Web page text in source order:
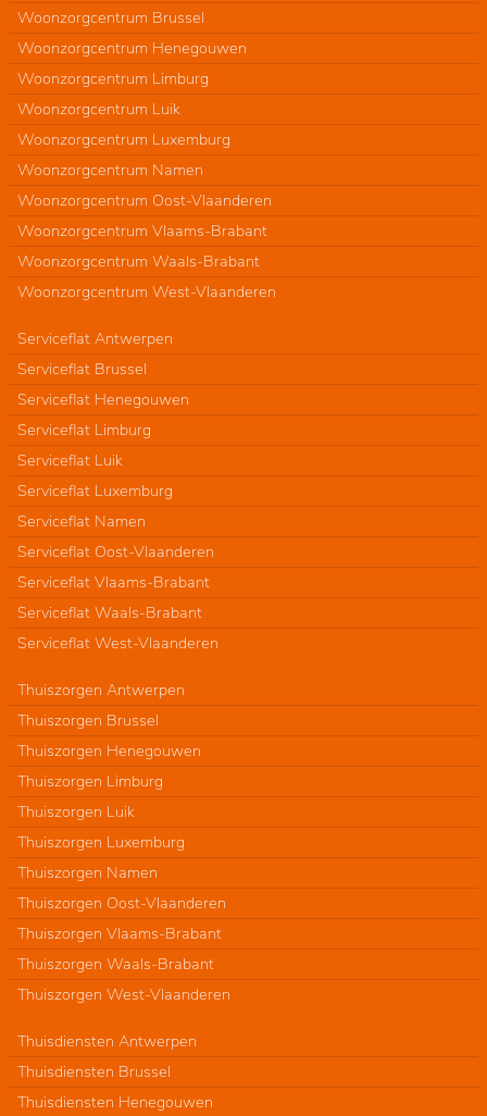
Woonzorgcentrum Brussel
Woonzorgcentrum Henegouwen
Woonzorgcentrum Limburg
Woonzorgcentrum Luik
Woonzorgcentrum Luxemburg
Woonzorgcentrum Namen
Woonzorgcentrum Oost-Vlaanderen
Woonzorgcentrum Vlaams-Brabant
Woonzorgcentrum Waals-Brabant
Woonzorgcentrum West-Vlaanderen
Serviceflat Antwerpen
Serviceflat Brussel
Serviceflat Henegouwen
Serviceflat Limburg
Serviceflat Luik
Serviceflat Luxemburg
Serviceflat Namen
Serviceflat Oost-Vlaanderen
Serviceflat Vlaams-Brabant
Serviceflat Waals-Brabant
Serviceflat West-Vlaanderen
Thuiszorgen Antwerpen
Thuiszorgen Brussel
Thuiszorgen Henegouwen
Thuiszorgen Limburg
Thuiszorgen Luik
Thuiszorgen Luxemburg
Thuiszorgen Namen
Thuiszorgen Oost-Vlaanderen
Thuiszorgen Vlaams-Brabant
Thuiszorgen Waals-Brabant
Thuiszorgen West-Vlaanderen
Thuisdiensten Antwerpen
Thuisdiensten Brussel
Thuisdiensten Henegouwen